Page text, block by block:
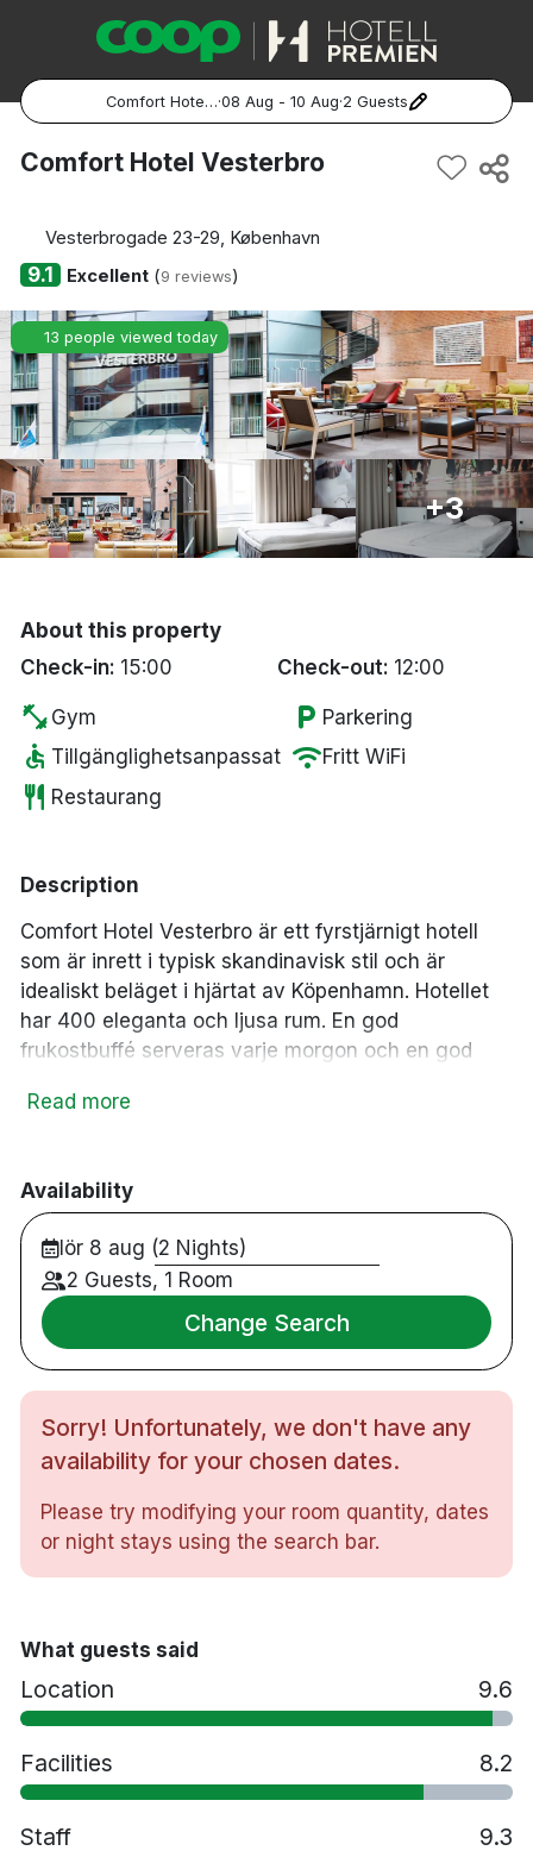
Comfort Hotel Vesterbro·08 Aug - 10 Aug·2 Guests
Popular Destinations:
Göteborg
Malmö
Hela Norge
Oslo
Bergen
Hela Danmark
Comfort Hotel Vesterbro
Vesterbrogade 23-29, København
9.1 Excellent(9 reviews)
13 people viewed today
+3
About this property
Check-in: 15:00 Check-out: 12:00
fitness_center Gym local_parking Parkering
accessible Tillgänglighetsanpassat wifiFritt WiFi
restaurant Restaurang
Description
Comfort Hotel Vesterbro är ett fyrstjärnigt hotell
som är inrett i typisk skandinavisk stil och är
idealiskt beläget i hjärtat av Köpenhamn. Hotellet
har 400 eleganta och ljusa rum. En god
frukostbuffé serveras varje morgon och en god
Hotellets fokus är på bekvämlighet och personlig
bekvämlighet i åtanke. Med sitt centrala läge är
Comfort Hotel Vesterbro den ideala basen för att
utforska den danska huvudstaden.
Badrum med dusch eller badkar
Gratis WiFi
LCD-TV
Skrivbord
Strykjärn/strykbräda
Restaurang
Bar
Tidig incheckning mot en avgift - i mån av
plats
Spjälsäng mot en avgift
Extrasäng mot en avgift
Husdjur tillåts mot en avgift
Parkering mot en avgift
5 minuters promenad till Köpenhamns
Read more
Availability
lör 8 aug (2 Nights)
2 Guests, 1 Room
Change Search
Sorry! Unfortunately, we don't have any
availability for your chosen dates.
Please try modifying your room quantity, dates
or night stays using the search bar.
What guests said
Location 9.6
Facilities 8.2
Staff 9.3